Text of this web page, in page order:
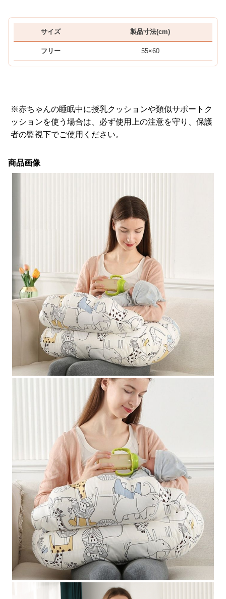
サイズ 製品寸法(cm)
フリー 55×60
※赤ちゃんの睡眠中に授乳クッションや類似サポートク
ッションを使う場合は、必ず使用上の注意を守り、保護
者の監視下でご使用ください。
商品画像